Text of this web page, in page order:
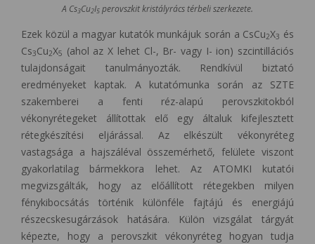
A Cs3Cu2I5 perovszkit kristályrács térbeli szerkezete.
Ezek közül a magyar kutatók munkájuk során a CsCu2X3 és
Cs3Cu2X5 (ahol az X lehet Cl-, Br- vagy I- ion) szcintillációs
tulajdonságait tanulmányozták. Rendkívül biztató
eredményeket kaptak. A kutatómunka során az SZTE
szakemberei a fenti réz-alapú perovszkitokból
vékonyrétegeket állítottak elő egy általuk kifejlesztett
rétegkészítési eljárással. Az elkészült vékonyréteg
vastagsága a hajszáléval összemérhető, felülete viszont
gyakorlatilag bármekkora lehet. Az ATOMKI kutatói
megvizsgálták, hogy az előállított rétegekben milyen
fénykibocsátás történik különféle fajtájú és energiájú
részecskesugárzások hatására. Külön vizsgálat tárgyát
képezte, hogy a perovszkit vékonyréteg hogyan tudja